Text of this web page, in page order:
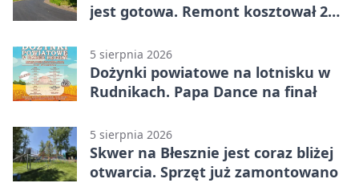
jest gotowa. Remont kosztował 222
5 sierpnia 2026
Dożynki powiatowe na lotnisku w
Rudnikach. Papa Dance na finał
5 sierpnia 2026
Skwer na Błesznie jest coraz bliżej
otwarcia. Sprzęt już zamontowano